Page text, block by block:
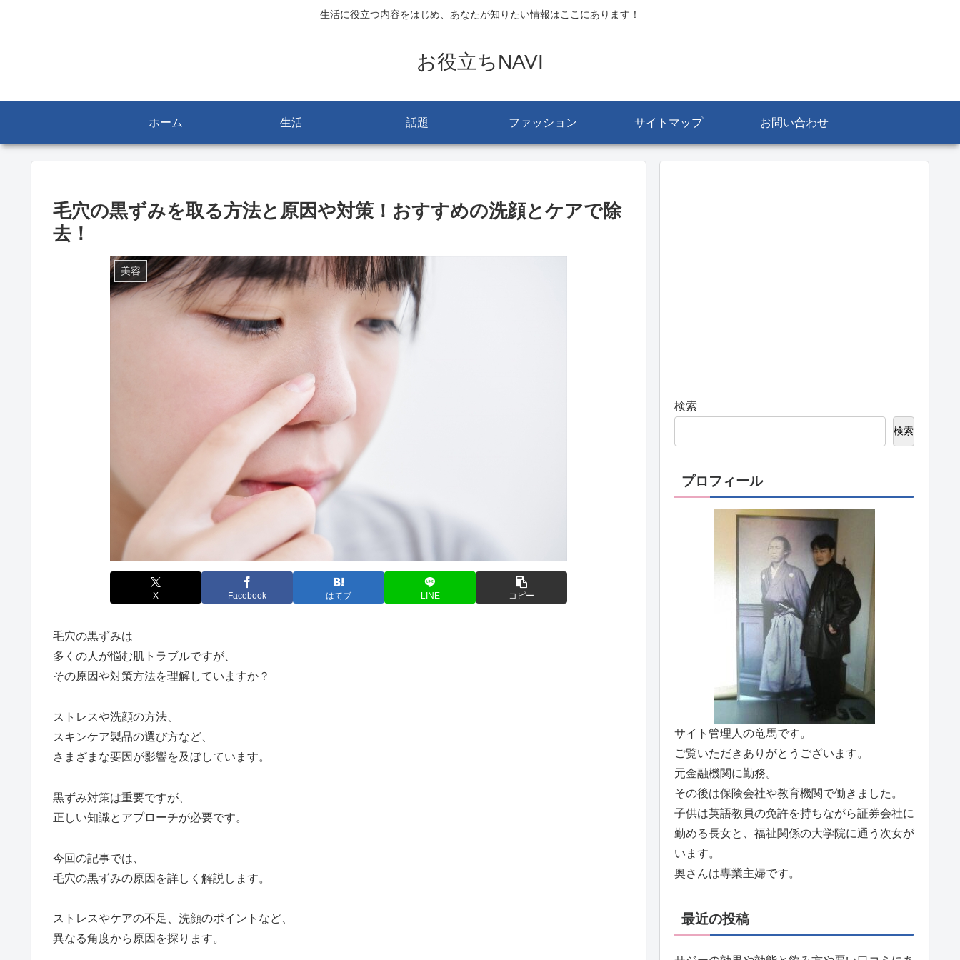
生活に役立つ内容をはじめ、あなたが知りたい情報はここにあります！
お役立ちNAVI
ホーム 生活 話題 ファッション サイトマップ お問い合わせ
毛穴の黒ずみを取る方法と原因や対策！おすすめの洗顔とケアで除
去！
美容
X Facebook はてブ LINE コピー
毛穴の黒ずみは
多くの人が悩む肌トラブルですが、
その原因や対策方法を理解していますか？
ストレスや洗顔の方法、
スキンケア製品の選び方など、
さまざまな要因が影響を及ぼしています。
黒ずみ対策は重要ですが、
正しい知識とアプローチが必要です。
今回の記事では、
毛穴の黒ずみの原因を詳しく解説します。
ストレスやケアの不足、洗顔のポイントなど、
異なる角度から原因を探ります。
検索
検索
プロフィール
サイト管理人の竜馬です。
ご覧いただきありがとうございます。
元金融機関に勤務。
その後は保険会社や教育機関で働きました。
子供は英語教員の免許を持ちながら証券会社に
勤める長女と、福祉関係の大学院に通う次女が
います。
奥さんは専業主婦です。
最近の投稿